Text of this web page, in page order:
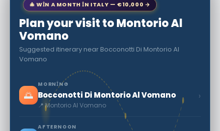
🎄 WIN A MONTH IN ITALY — €10,000 →
Plan your visit to Montorio Al
Vomano
Suggested itinerary near Bocconotti Di Montorio Al
Vomano
🌅
MORNING
Bocconotti Di Montorio Al Vomano
📍 Montorio Al Vomano
›
AFTERNOON